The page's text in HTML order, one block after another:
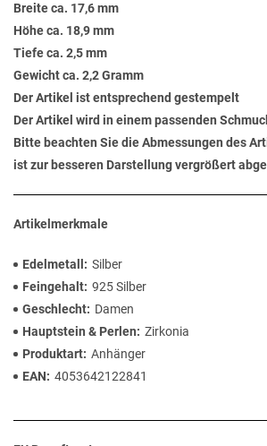
Breite ca. 17,6 mm
Höhe ca. 18,9 mm
Tiefe ca. 2,5 mm
Gewicht ca. 2,2 Gramm
Der Artikel ist entsprechend gestempelt
Der Artikel wird in einem passenden
Bitte beachten Sie die Abmessungen des
ist zur besseren Darstellung vergrößert
Artikelmerkmale
Edelmetall
Silber
Feingehalt 925 Silber
Geschlecht
Damen
Hauptstein & Perlen
Zirkonia
Produktart Anhänger
EAN
4053642122841